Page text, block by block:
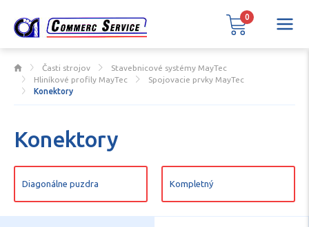
Časti strojov
Stavebnicové systémy MayTec
Hliníkové profily MayTec
Spojovacie prvky MayTec
Konektory
Konektory
Diagonálne puzdra Kompletný
0